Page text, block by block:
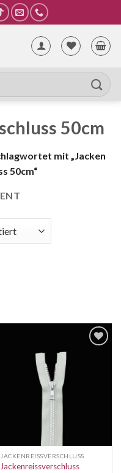
50cm
mit „Jacken
50cm“
Wunschliste
JACKENREISSVERSCHLUSS
Jackenreissverschluss